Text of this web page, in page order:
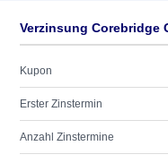
Verzinsung Corebridge
Kupon
Erster Zinstermin
Anzahl Zinstermine